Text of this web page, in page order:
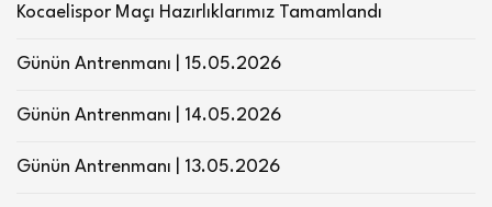
Kocaelispor Maçı Hazırlıklarımız Tamamlandı
Günün Antrenmanı | 15.05.2026
Günün Antrenmanı | 14.05.2026
Günün Antrenmanı | 13.05.2026